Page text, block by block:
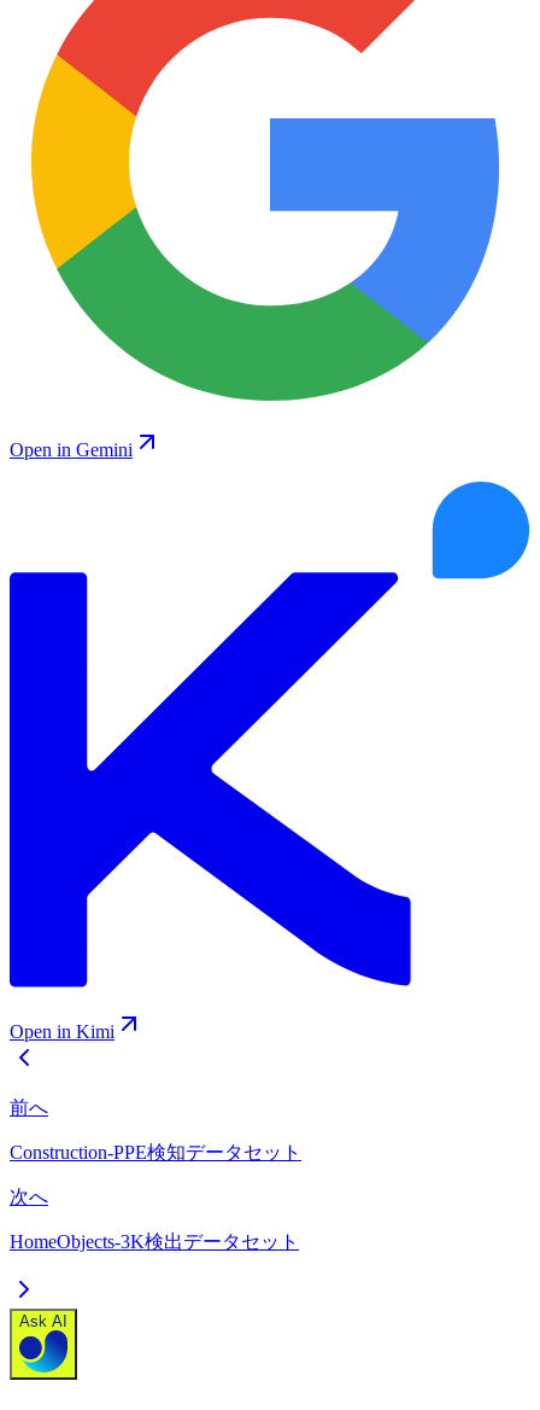
Open in Gemini
Open in Kimi
前へ
Construction-PPE検知データセット
次へ
HomeObjects-3K検出データセット
Ask AI